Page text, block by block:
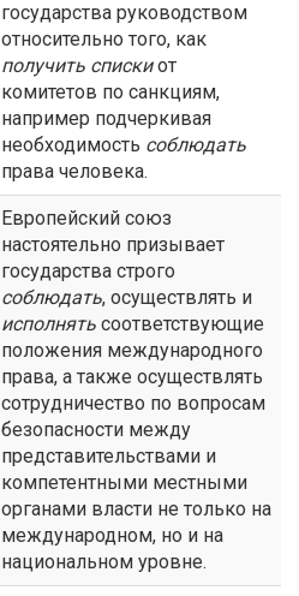
государства руководством
относительно того, как
получить спискиот
комитетов по санкциям,
например подчеркивая
необходимость соблюдать
права человека.
Европейский союз
настоятельно призывает
государства строго
соблюдать, осуществлять и
исполнять соответствующие
положения международного
права, а также осуществлять
сотрудничество по вопросам
безопасности между
представительствами и
компетентными местными
органами власти не только на
международном, но и на
национальном уровне.